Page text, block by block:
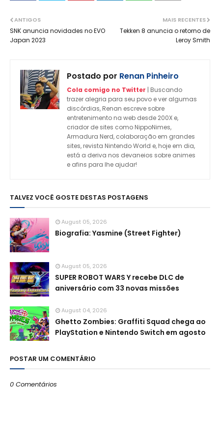
MAIS RECENTES
Tekken 8 anuncia o retorno de
Leroy Smith
ANTIGOS
SNK anuncia novidades no EVO
Japan 2023
Postado por Renan Pinheiro
Cola comigo no Twitter | Buscando
trazer alegria para seu povo e ver algumas
discórdias, Renan escreve sobre
entretenimento na web desde 200X e,
criador de sites como NippoNimes,
Armadura Nerd, colaboração em grandes
sites, revista Nintendo World e, hoje em dia,
está a deriva nos devaneios sobre animes
e afins para lhe ajudar!
TALVEZ VOCÊ GOSTE DESTAS POSTAGENS
August 05, 2026
Biografia: Yasmine (Street Fighter)
August 05, 2026
SUPER ROBOT WARS Y recebe DLC de
aniversário com 33 novas missões
August 04, 2026
Ghetto Zombies: Graffiti Squad chega ao
PlayStation e Nintendo Switch em agosto
POSTAR UM COMENTÁRIO
0 Comentários